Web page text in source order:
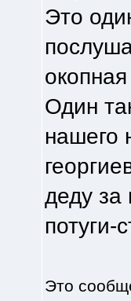
Это
Один
нашего
деду за
потуги-
Это